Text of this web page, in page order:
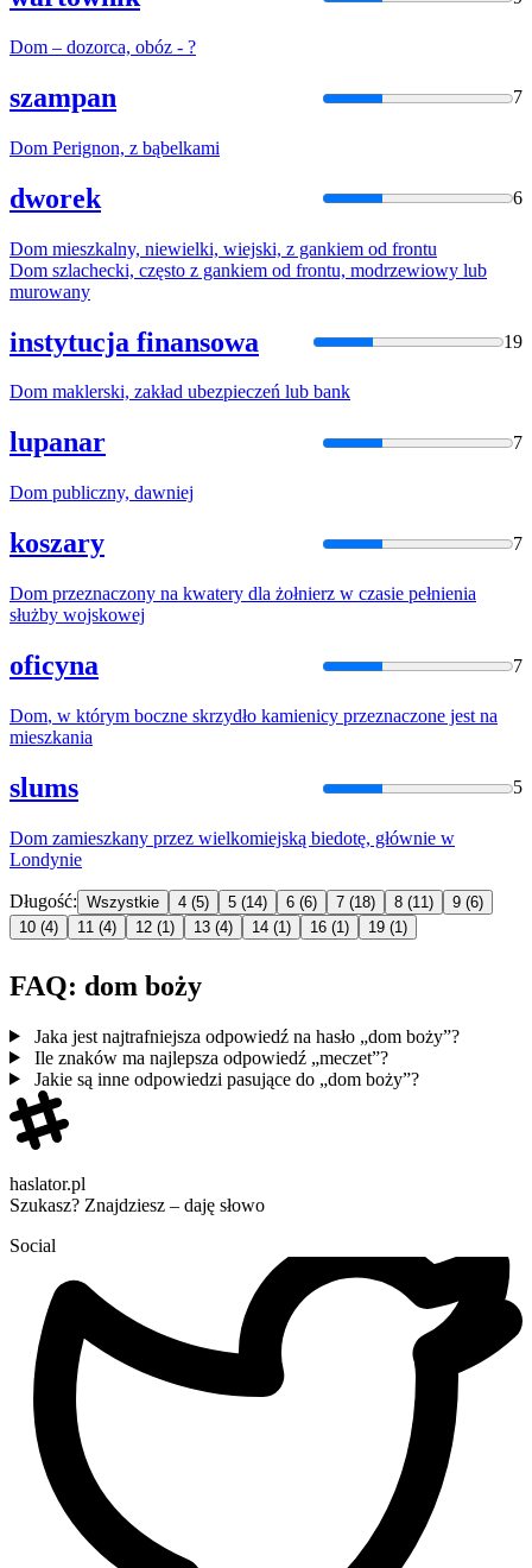
Dom – dozorca, obóz - ?
szampan 7
Dom Perignon, z bąbelkami
dworek 6
Dom mieszkalny, niewielki, wiejski, z gankiem od frontu
Dom szlachecki, często z gankiem od frontu, modrzewiowy lub
murowany
instytucja finansowa 19
Dom maklerski, zakład ubezpieczeń lub bank
lupanar 7
Dom publiczny, dawniej
koszary 7
Dom przeznaczony na kwatery dla żołnierz w czasie pełnienia
służby wojskowej
oficyna 7
Dom, w którym boczne skrzydło kamienicy przeznaczone jest na
mieszkania
slums 5
Dom zamieszkany przez wielkomiejską biedotę, głównie w
Londynie
Długość: Wszystkie 4 (5) 5 (14) 6 (6) 7 (18) 8 (11) 9 (6)
10 (4) 11 (4) 12 (1) 13 (4) 14 (1) 16 (1) 19 (1)
FAQ: dom boży
Jaka jest najtrafniejsza odpowiedź na hasło „dom boży”?
Ile znaków ma najlepsza odpowiedź „meczet”?
Jakie są inne odpowiedzi pasujące do „dom boży”?
haslator.pl
Szukasz? Znajdziesz – daję słowo
Social